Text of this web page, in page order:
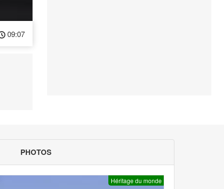
09:07
PHOTOS
Héritage du monde